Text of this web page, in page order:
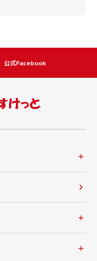
公式Facebook